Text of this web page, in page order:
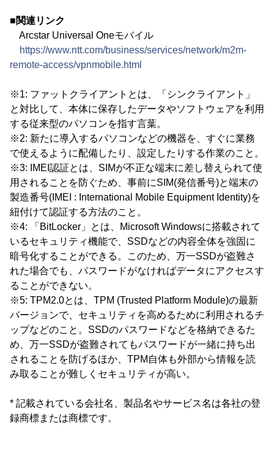
■関連リンク
Arcstar Universal Oneモバイル
https://www.ntt.com/business/services/network/m2m-
remote-access/vpnmobile.html
※1: ファットクライアントとは、「シンクライアント」
と対比して、本体に保存したデータやソフトウェアを利用
する従来型のパソコンを指す言葉。
※2: 新たに導入するパソコンなどの機器を、すぐに業務
で使えるように配備したり、設定したりする作業のこと。
※3: IMEI認証とは、SIMが不正な端末に差し替えられて使
用されることを防ぐため、事前にSIM(発信番号)と端末の
製造番号(IMEI : International Mobile Equipment Identity)を
紐付けて認証する方法のこと。
※4: 「BitLocker」とは、Microsoft Windowsに搭載されて
いるセキュリティ機能で、SSDなどの内容全体を強固に
暗号化することができる。このため、万一SSDが盗難さ
れた場合でも、パスワードがなければデータにアクセスす
ることができない。
※5: TPM2.0とは、TPM (Trusted Platform Module)の最新
バージョンで、セキュリティを高めるために利用されるチ
ップなどのこと。SSDのパスワードなどを格納できるた
め、万一SSDが盗難されてもパスワードが一緒に持ち出
されることを防げるほか、TPM自体も外部から情報を読
み取ることが難しくセキュリティが高い。
* 記載されている会社名、製品名やサービス名は各社の登
録商標または商標です。